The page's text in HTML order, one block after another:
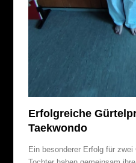
Erfolgreiche
Taekwondo
Ein besonderer Erfolg für